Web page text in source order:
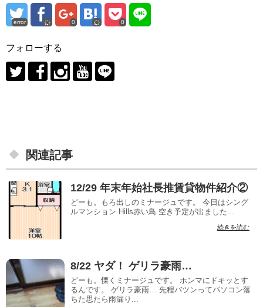
error 0 0
フォローする
関連記事
12/29 年末年始社長推賃貸物件紹介②
どーも。もろ出しのミナージュです。 今日はシング
ルマンション Hills赤い鳥 空き予定が出ました...
続きを読む
8/22 ヤダ！ ゲリラ豪雨…
どーも。慄くミナージュです。 ホンマにドキッとす
るんです。 ゲリラ豪雨… 先程バツンってパソコン落
ちた思たら雨漏り...